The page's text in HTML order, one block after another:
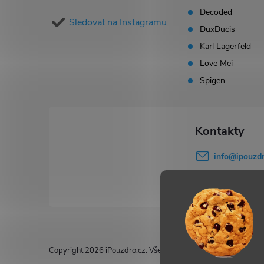
Sledovat na Instagramu
Decoded
DuxDucis
Karl Lagerfeld
Love Mei
Spigen
info@
Copyright 2026 iPouzdro.cz. Všechna práva vyhrazena.